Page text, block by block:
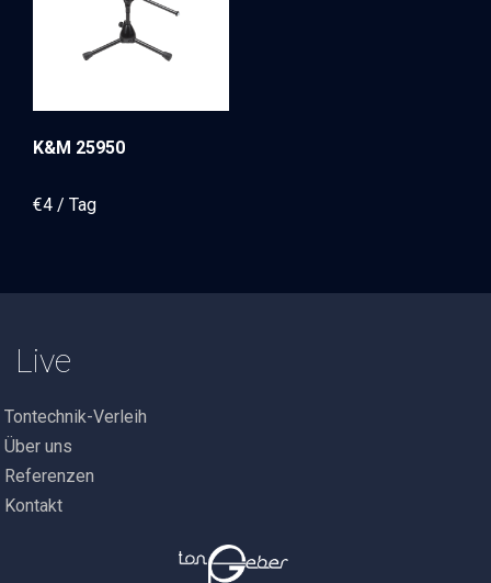
K&M 25950
€4
Live
Tontechnik-Verleih
Über uns
Referenzen
Kontakt